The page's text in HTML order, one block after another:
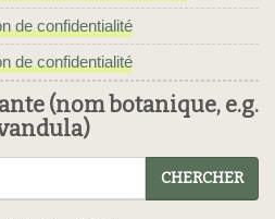
de confidentialité
de confidentialité
(nom botanique, e.g.
CHERCHER